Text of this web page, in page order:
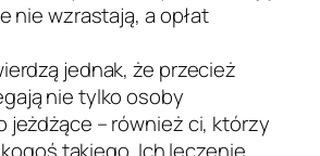
nie wzrastają, a opłat
jednak, że przecież
nie tylko osoby
jeżdżące – również ci, którzy